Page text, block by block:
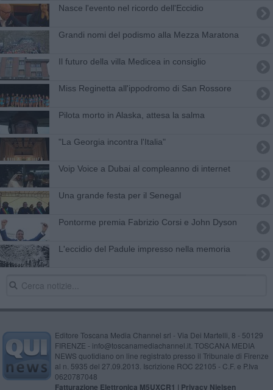
Nasce l'evento nel ricordo dell'Eccidio
Grandi nomi del podismo alla Mezza Maratona
Il futuro della villa Medicea in consiglio
Miss Reginetta all'ippodromo di San Rossore
Pilota morto in Alaska, attesa la salma
"La Georgia incontra l'Italia"
Voip Voice a Dubai al compleanno di internet
Una grande festa per il Senegal
Pontorme premia Fabrizio Corsi e John Dyson
L'eccidio del Padule impresso nella memoria
Editore Toscana Media Channel srl - Via Dei Martelli, 8 - 50129
FIRENZE - info@toscanamediachannel.it. TOSCANA MEDIA
NEWS quotidiano on line registrato presso il Tribunale di Firenze
al n. 5935 del 27.09.2013. Iscrizione ROC 22105 - C.F. e P.Iva
0620787048
Fatturazione Elettronica M5UXCR1 | Privacy Nielsen